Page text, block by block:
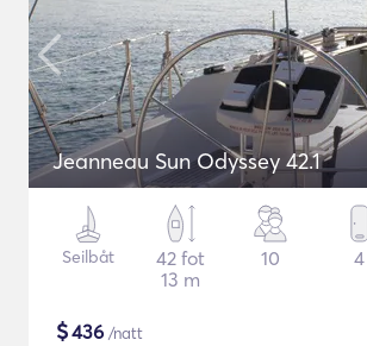
Jeanneau Sun Odyssey 42.1
Seilbåt
42 fot
13 m
10 4
$436 /natt